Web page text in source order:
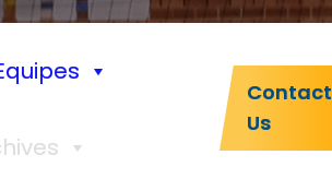
Contact
Us